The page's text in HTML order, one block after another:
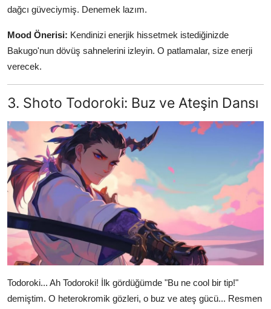
dağcı güveciymiş. Denemek lazım.
Mood Önerisi: Kendinizi enerjik hissetmek istediğinizde
Bakugo'nun dövüş sahnelerini izleyin. O patlamalar, size enerji
verecek.
3. Shoto Todoroki: Buz ve Ateşin Dansı
Todoroki... Ah Todoroki! İlk gördüğümde "Bu ne cool bir tip!"
demiştim. O heterokromik gözleri, o buz ve ateş gücü... Resmen